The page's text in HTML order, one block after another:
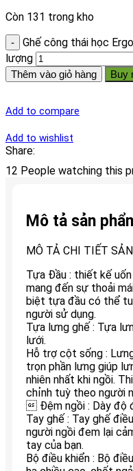
Còn 131 trong kho
Ghế công thái học
lượng
Thêm vào giỏ hàng Buy
Add to compare
Add to wishlist
Share:
12 People watching this
Mô tả sản
MÔ TẢ CHI TIẾT
Tựa Đầu : thiết kế
mang đến sự thoải
biệt tựa đầu có thể
người sử dụng.
Tựa lưng ghế : Tựa
lưới.
Hỗ trợ cột sống :
trọn phần lưng giúp
nhiên nhất khi ngồi.
chỉnh tuỳ theo người
Đệm ngồi : Dày độ
Tay ghế : Tay ghế
người ngồi đem lại
tay của bạn.
Bộ điều khiển : Bộ